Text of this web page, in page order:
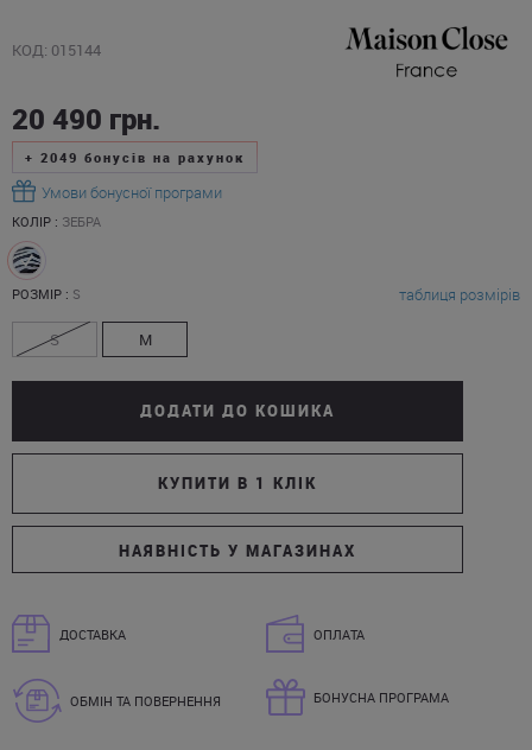
КОД: 015144
20 490 грн.
+ 2049 бонусів на рахунок
Умови бонусної програми
КОЛІР : ЗЕБРА
РОЗМІР : S таблиця розмірів
S M
ДОДАТИ ДО КОШИКА
КУПИТИ В 1 КЛІК
НАЯВНІСТЬ У МАГАЗИНАХ
ДОСТАВКА ОПЛАТА
ОБМІН ТА ПОВЕРНЕННЯ БОНУСНА ПРОГРАМА